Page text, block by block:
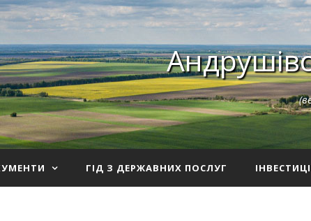
ГІД З ДЕРЖАВНИХ ПОСЛУГ